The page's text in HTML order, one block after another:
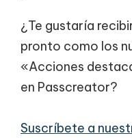
¿Te gustaría
pronto como los
«Acciones
en Passcreator?
Suscríbete a